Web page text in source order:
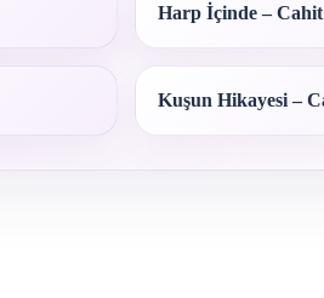
Harp İçinde –
Kuşun Hikayesi –